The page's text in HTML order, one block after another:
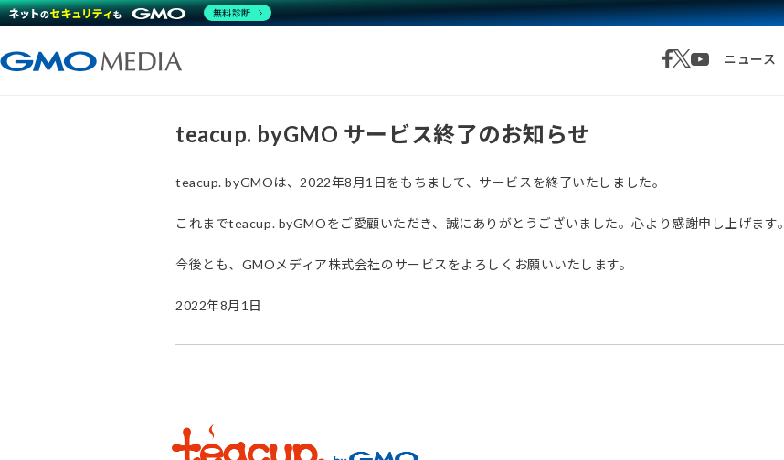
ニュース
teacup. byGMO サービス終了のお知らせ
teacup. byGMOは、2022年8月1日をもちまして、サービスを終了いたしました。
これまでteacup. byGMOをご愛顧いただき、誠にありがとうございました。心より感謝申し上げます。
今後とも、GMOメディア株式会社のサービスをよろしくお願いいたします。
2022年8月1日
無料診断